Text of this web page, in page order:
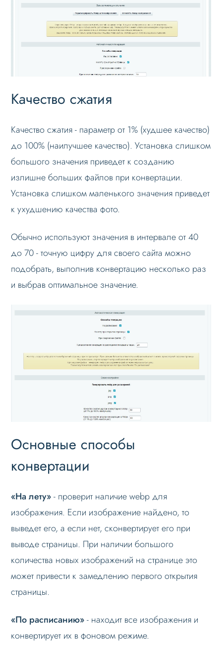
Качество сжатия
Качество сжатия - параметр от 1% (худшее качество)
до 100% (наилучшее качество). Установка слишком
большого значения приведет к созданию
излишне больших файлов при конвертации.
Установка слишком маленького значения приведет
к ухудшению качества фото.
Обычно используют значения в интервале от 40
до 70 - точную цифру для своего сайта можно
подобрать, выполнив конвертацию несколько раз
и выбрав оптимальное значение.
Основные способы
конвертации
«На лету»- проверит наличие webp для
изображения. Если изображение найдено, то
выведет его, а если нет, сконвертирует его при
выводе страницы. При наличии большого
количества новых изображений на странице это
может привести к замедлению первого открытия
страницы.
«По расписанию»- находит все изображения и
конвертирует их в фоновом режиме.